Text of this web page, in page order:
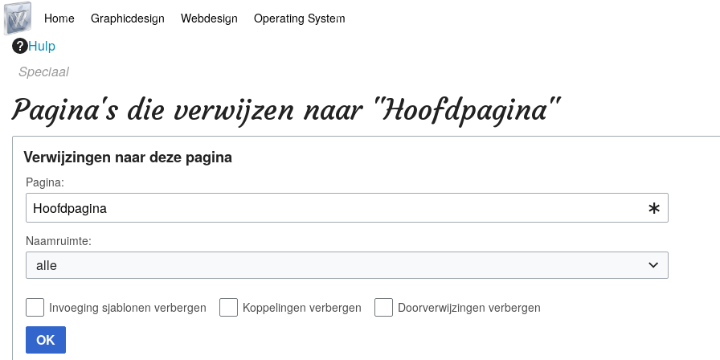
Home
Arts
Europese apps
Filosofie
Jazz
Links
News
Recepten
Graphicdesign
Final Cut Pro
Premiere Pro
Portfolio
Webdesign
Webdesign
Wordpress
Operating System
Windows
Hulp
Speciaal
Pagina's die verwijzen naar "Hoofdpagina"
Verwijzingen naar deze pagina
Pagina:
Naamruimte:
alle
Invoeging sjablonen verbergen Koppelingen verbergen Doorverwijzingen verbergen
OK